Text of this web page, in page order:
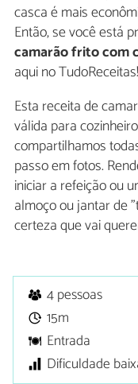
casca é mais
Então, se você está
camarão frito com
aqui no TudoReceitas!
Esta receita de
válida para
compartilhamos
passo em fotos.
iniciar a refeição ou
almoço ou jantar de
certeza que vai
4 pessoas
15m
Entrada
Dificuldade